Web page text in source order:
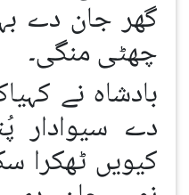
گھر جان دے
چھٹی منگی۔
بادشاہ نے
دے سیوادار
کیویں ٹھکرا